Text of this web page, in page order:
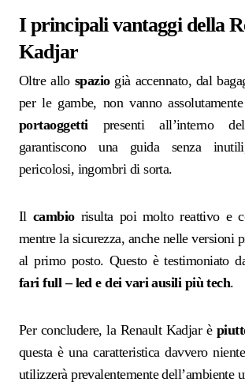
I principali vantaggi della
Kadjar
Oltre allo spaziogià accennato, dal
per le gambe, non vanno
portaoggetti presenti all’interno
garantiscono una guida senza
pericolosi, ingombri di sorta.
Il cambiorisulta poi molto reattivo e
mentre la sicurezza, anche nelle versioni
al primo posto. Questo è testimoniato
fari full – led e dei vari ausili più tech.
Per concludere, la Renault Kadjar è
questa è una caratteristica davvero
utilizzerà prevalentemente dell’ambiente